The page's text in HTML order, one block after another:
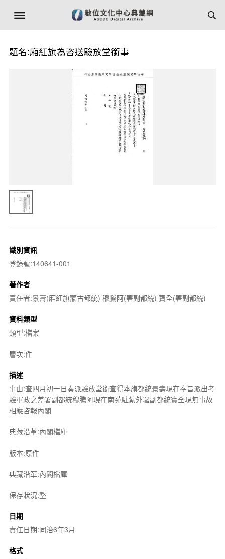
題名:廂紅旗為咨送驗放堂銜事
識別資訊
登錄號:140641-001
著作者
責任者:景壽(廂紅旗蒙古都統) 穆騰阿(署副都統) 寶全(署副都統)
資料類型
類型:檔案
層次:件
描述
事由:查四月初一日奏派驗放堂銜查得本旗都統景壽現在奉旨派出考
驗軍政之差署副都統穆騰阿現在南苑駐紮外署副都統寶全現無事故
相應咨報內閣
典藏沿革:內閣檔庫
版本:原件
典藏沿革:內閣檔庫
保存狀況:整
日期
責任日期:同治6年3月
格式